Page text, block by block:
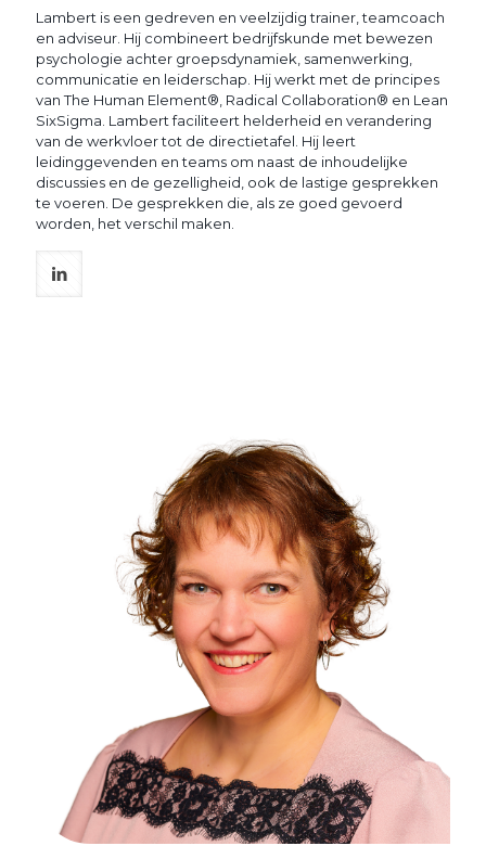
Lambert is een gedreven en veelzijdig trainer, teamcoach
en adviseur. Hij combineert bedrijfskunde met bewezen
psychologie achter groepsdynamiek, samenwerking,
communicatie en leiderschap. Hij werkt met de principes
van The Human Element®, Radical Collaboration® en Lean
SixSigma. Lambert faciliteert helderheid en verandering
van de werkvloer tot de directietafel. Hij leert
leidinggevenden en teams om naast de inhoudelijke
discussies en de gezelligheid, ook de lastige gesprekken
te voeren. De gesprekken die, als ze goed gevoerd
worden, het verschil maken.